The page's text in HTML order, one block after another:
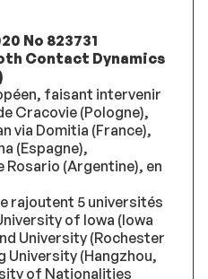
No 823731
Contact Dynamics
faisant intervenir
Cracovie (Pologne),
via Domitia (France),
(Espagne),
(Argentine), en
rajoutent 5 universités
of Iowa (Iowa
University (Rochester
University (Hangzhou,
of Nationalities